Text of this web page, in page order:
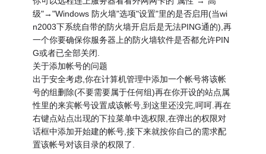
级"→"Windows 防火墙"选项"设置"里的是否启用(当wi
n2003下系统自带的防火墙开启后是无法PING通的),再
一个你要确保你服务器上的防火墙软件是否都允许PIN
G或者已全部关闭.
关于添加帐号的问题
出于安全考虑,你在计算机管理中添加一个帐号将该帐
号的组删除(不要需要属于任何组)再在你开设的站点属
性里的来宾帐号设置成该帐号,到这里还没完,呵呵.再在
右键点站点出现的下拉菜单中选权限,在弹出的权限对
话框中添加开始建的帐号,接下来就按你自己的需求配
置该帐号对该目录的权限了.